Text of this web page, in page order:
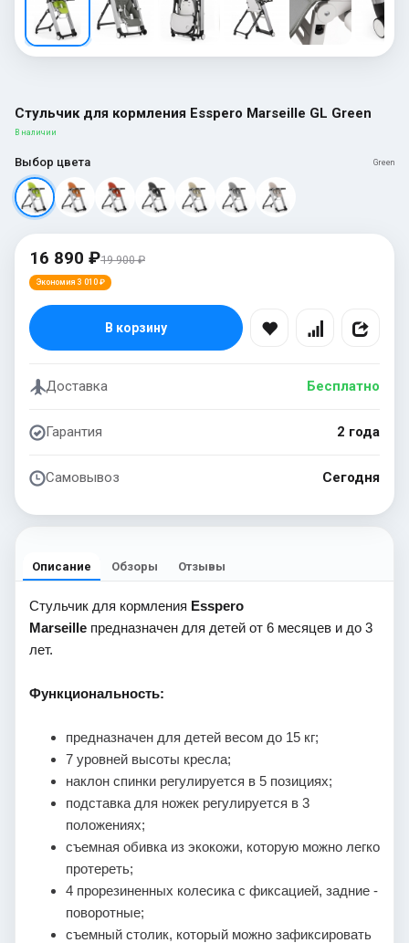
Стульчик для кормления Esspero Marseille GL Green
В наличии
Выбор цвета Green
16 890 ₽19 900 ₽
Экономия 3 010 ₽
В корзину
Доставка Бесплатно
Гарантия 2 года
Самовывоз Сегодня
Описание Обзоры Отзывы
Стульчик для кормления Esspero
Marseille предназначен для детей от 6 месяцев и до 3
лет.
Функциональность:
предназначен для детей весом до 15 кг;
7 уровней высоты кресла;
наклон спинки регулируется в 5 позициях;
подставка для ножек регулируется в 3
положениях;
съемная обивка из экокожи, которую можно легко
протереть;
4 прорезиненных колесика с фиксацией, задние -
поворотные;
съемный столик, который можно зафиксировать